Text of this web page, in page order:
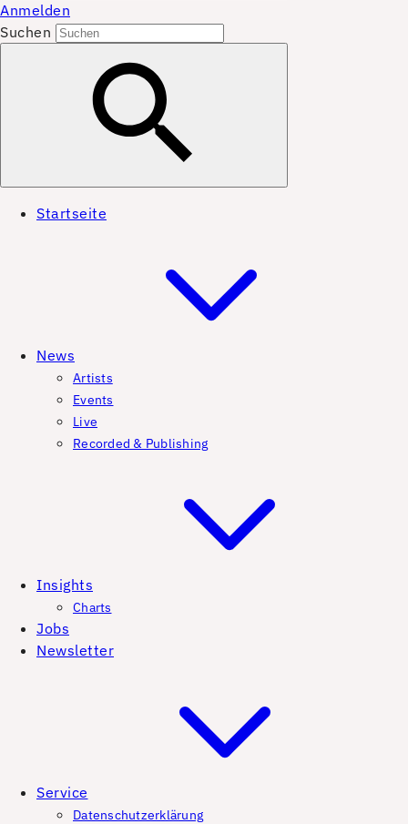
Anmelden
Suchen
Startseite
News
Artists
Events
Live
Recorded & Publishing
Insights
Charts
Jobs
Newsletter
Service
Datenschutzerklärung